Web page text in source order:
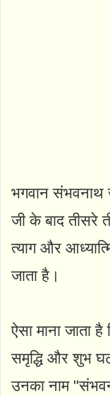
भगवान संभवनाथ
जी के बाद तीसरे
त्याग और
जाता है।
ऐसा माना जाता
समृद्धि और शुभ
उनका नाम